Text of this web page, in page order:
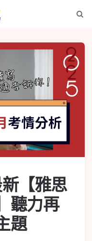
【雅思
聽力再
題